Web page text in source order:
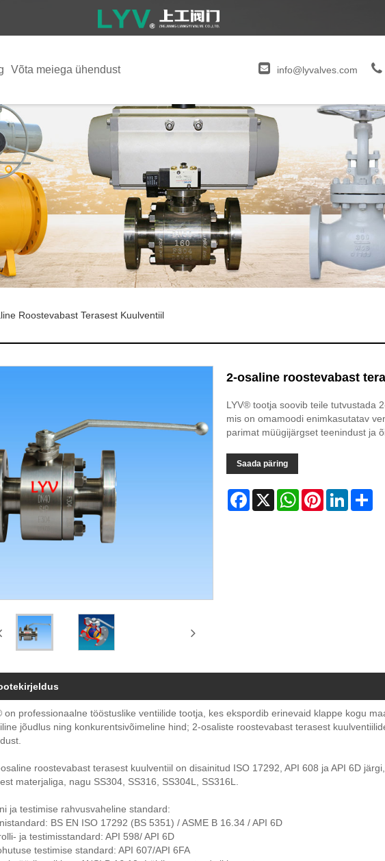
Võta meiega ühendust info@lyvalves.com
Roostevabast Terasest Kuulventiil
2-osaline roostevabast
LYV® tootja soovib teile tutvustada
mis on omamoodi enimkasutatav
parimat müügijärgset teenindust ja
Saada päring
Facebook
X WhatsAppPinterestLinkedIn
on professionaalne tööstuslike ventiilide tootja, kes ekspordib erinevaid klappe kogu
jõudlus ning konkurentsivõimeline hind; 2-osaliste roostevabast terasest
roostevabast terasest kuulventiil on disainitud ISO 17292, API 608 ja API 6D
materjaliga, nagu SS304, SS316, SS304L, SS316L.
ja testimise rahvusvaheline standard:
BS EN ISO 17292 (BS 5351) / ASME B 16.34 / API 6D
ja testimisstandard: API 598/ API 6D
testimise standard: API 607/API 6FA